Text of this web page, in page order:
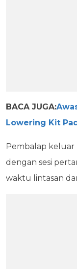
BACA JUGA:
Lowering Kit
Pembalap keluar
dengan sesi
waktu lintasan